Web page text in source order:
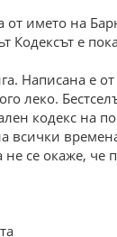
от името на
Кодексът е
Написана е
леко.
кодекс на
всички
не се окаже, че